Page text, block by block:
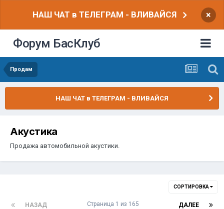
НАШ ЧАТ в ТЕЛЕГРАМ - ВЛИВАЙСЯ ×
Форум БасКлуб
Продам
НАШ ЧАТ в ТЕЛЕГРАМ - ВЛИВАЙСЯ
Акустика
Продажа автомобильной акустики.
СОРТИРОВКА
НАЗАД ДАЛЕЕ
Страница 1 из 165